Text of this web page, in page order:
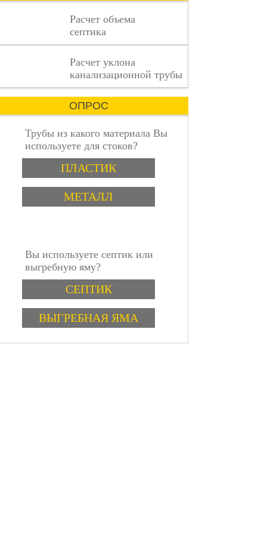
пошаговая инструкция
деталь
Расчет объема
септика
Расчет уклона
канализационной трубы
ОПРОС
Трубы из какого материала Вы
используете для стоков?
ВариантыПЛАСТИК
МЕТАЛЛ
Вы используете септик или
выгребную яму?
ВариантыСЕПТИК
ВЫГРЕБНАЯ ЯМА